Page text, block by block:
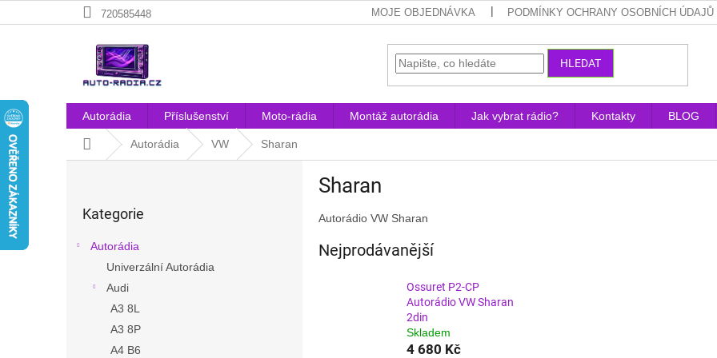
na
720585448 MOJE OBJEDNÁVKA PODMÍNKY OCHRANY OSOBNÍCH ÚDAJŮ
HLEDAT
Autorádia Příslušenství Moto-rádia Montáž autorádia Jak vybrat rádio? Kontakty BLOG
Domů Autorádia VW Sharan
kategorie
Kategorie
Autorádia
Univerzální Autorádia
Audi
A3 8L
A3 8P
A4 B6
Sharan
Autorádio VW Sharan
Nejprodávanější
Ossuret P2-CP
Autorádio VW Sharan
2din
Skladem
4 680 Kč